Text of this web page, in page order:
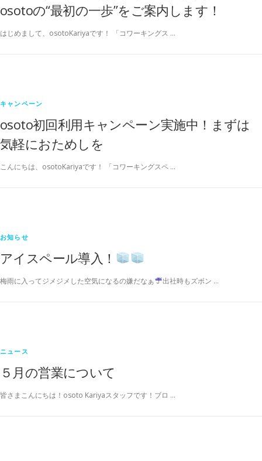
osotoの“最初の一歩”をご案内します！
はじめまして、osotoKariyaです！ 「コワーキングス …
キャンペーン
osoto初回利用キャンペーン実施中！まずは
気軽におためしを
こんにちは、osotoKariyaです！ 「コワーキングスペ …
お知らせ
アイスペール導入！
梅雨に入ってジメジメした空気になるの嫌だなぁ 出社時もズボン …
ニュース
５月の営業について
皆さまこんにちは！osoto Kariyaスタッフです！ブロ …